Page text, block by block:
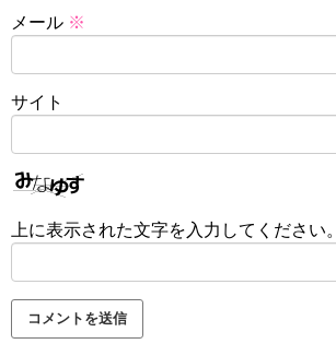
メール ※
サイト
上に表示された文字を入力してください。